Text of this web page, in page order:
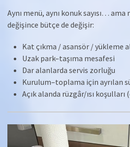
Aynı menü, aynı konuk sayısı…
değişince bütçe de değişir:
Kat çıkma / asansör / yükleme
Uzak park–taşıma mesafesi
Dar alanlarda servis zorluğu
Kurulum–toplama için ayrılan
Açık alanda rüzgâr/ısı